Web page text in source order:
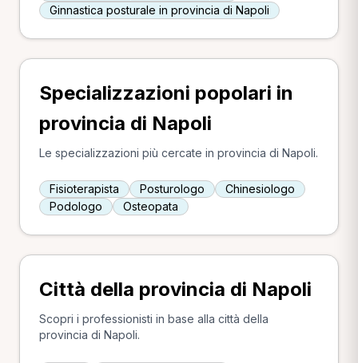
Ginnastica posturale in provincia di Napoli
Specializzazioni popolari in
provincia di Napoli
Le specializzazioni più cercate in provincia di Napoli.
Fisioterapista Posturologo
Chinesiologo
Podologo
Osteopata
Città della provincia di Napoli
Scopri i professionisti in base alla città della
provincia di Napoli.